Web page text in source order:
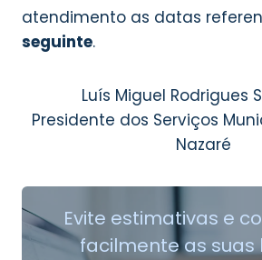
atendimento as datas
seguinte.
Luís Miguel Rodrigues
Presidente dos Serviços
Nazaré
Evite estimativas e
facilmente as suas